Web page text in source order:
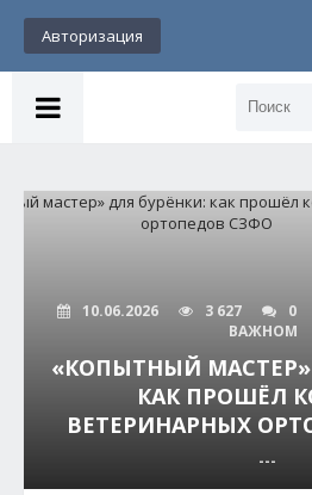
Авторизация
10.06.2026 3 627 0
ВАЖНОМ
«КОПЫТНЫЙ
КАК ПРОШЁЛ
ВЕТЕРИНАРНЫХ
---